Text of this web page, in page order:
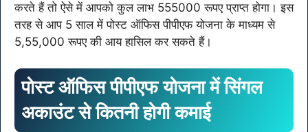
करते हैं तो ऐसे में आपको कुल लाभ 555000 रूपए प्राप्त होगा। इस
तरह से आप 5 साल में पोस्ट ऑफिस पीपीएफ योजना के माध्यम से
5,55,000 रूपए की आय हासिल कर सकते हैं।
पोस्ट ऑफिस पीपीएफ योजना में सिंगल
अकाउंट से कितनी होगी कमाई